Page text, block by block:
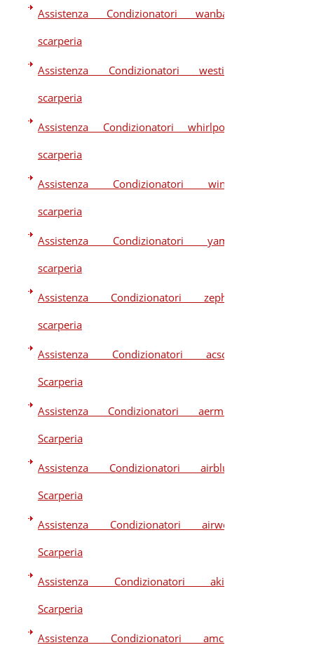
Assistenza Condizionatori wanbao
scarperia
Assistenza Condizionatori westim
scarperia
Assistenza Condizionatori whirlpool
scarperia
Assistenza Condizionatori winia
scarperia
Assistenza Condizionatori yama
scarperia
Assistenza Condizionatori zephir
scarperia
Assistenza Condizionatori acson
Scarperia
Assistenza Condizionatori aermec
Scarperia
Assistenza Condizionatori airblue
Scarperia
Assistenza Condizionatori airwell
Scarperia
Assistenza Condizionatori akira
Scarperia
Assistenza Condizionatori amcor